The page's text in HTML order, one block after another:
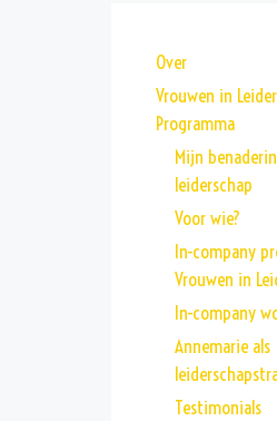
Over
Vrouwen in
Programma
Mijn
leiderschap
Voor wie?
In-company
Vrouwen in
In-company
Annemarie als
Testimonials